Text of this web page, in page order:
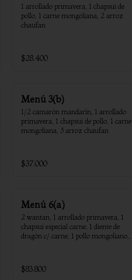
1 arrollado primavera, 1 chapsui de
pollo, 1 carne mongoliana, 2 arroz
chaufan
$28.400
Menú 3(b)
1/2 camarón mandarín, 1 arrollado
primavera, 1 chapsui de pollo, 1 carne
mongoliana, 3 arroz chaufan
$37.000
Menú 6(a)
2 wantan, 1 arrollado primavera, 1
chapsui especial carne, 1 diente de
dragón c/ carne, 1 pollo mongoliano, 1
$83.800